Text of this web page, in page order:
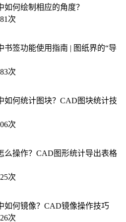
何绘制相应的角度？
次
书签功能使用指南 | 图纸界的“导
次
如何统计图块？CAD图块统计技
次
么操作？CAD图形统计导出表格
次
如何镜像？CAD镜像操作技巧
次